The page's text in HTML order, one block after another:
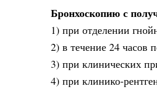
Бронхоскопию с
1) при отделении
2) в течение 24 часов
3) при клинических
4) при клинико-